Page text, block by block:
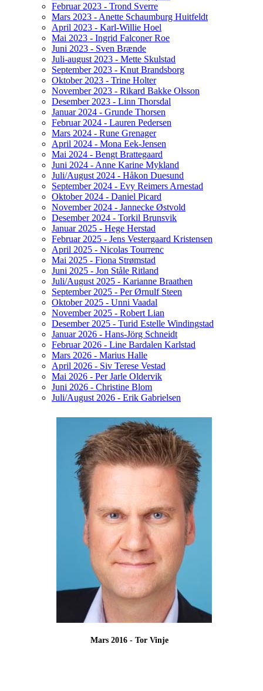
Februar 2023 - Trond Sverre
Mars 2023 - Anette Schaumburg Huitfeldt
April 2023 - Karl-Willie Hoel
Mai 2023 - Ingrid Falconer Roe
Juni 2023 - Sven Brænde
Juli-august 2023 - Mette Skulstad
September 2023 - Knut Brandsborg
Oktober 2023 - Trine Holter
November 2023 - Rikard Bakke Olsson
Desember 2023 - Linn Thorsdal
Januar 2024 - Grunde Thorsen
Februar 2024 - Lauren Pedersen
Mars 2024 - Rune Grenager
April 2024 - Mona Eek-Jensen
Mai 2024 - Bengt Brattegaard
Juni 2024 - Anne Karine Mykland
Juli/August 2024 - Håkon Duesund
September 2024 - Evy Reimers Arnestad
Oktober 2024 - Daniel Picard
November 2024 - Jannecke Østvold
Desember 2024 - Torkil Brunsvik
Januar 2025 - Hege Herstad
Februar 2025 - Jens Vestergaard Kristensen
April 2025 - Nicolas Tourrenc
Mai 2025 - Fiona Strømstad
Juni 2025 - Jon Ståle Ritland
Juli/August 2025 - Karianne Braathen
September 2025 - Per Ørnulf Steen
Oktober 2025 - Unni Vaadal
November 2025 - Robert Lian
Desember 2025 - Turid Estelle Windingstad
Januar 2026 - Hans-Jörg Schneidt
Februar 2026 - Line Bardalen Karlstad
Mars 2026 - Marius Halle
April 2026 - Siv Terese Vestad
Mai 2026 - Per Jarle Oldervik
Juni 2026 - Christine Blom
Juli/August 2026 - Erik Gabrielsen
Mars 2016 - Tor Vinje